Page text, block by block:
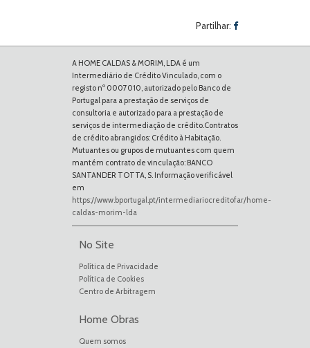
Partilhar:
A HOME CALDAS & MORIM, LDA é um
Intermediário de Crédito Vinculado, com o
registo nº 0007010, autorizado pelo Banco de
Portugal para a prestação de serviços de
consultoria e autorizado para a prestação de
serviços de intermediação de crédito.Contratos
de crédito abrangidos: Crédito à Habitação.
Mutuantes ou grupos de mutuantes com quem
mantém contrato de vinculação: BANCO
SANTANDER TOTTA, S. Informação verificável
em
https://www.bportugal.pt/intermediariocreditofar/home-
caldas-morim-lda
No Site
Política de Privacidade
Política de Cookies
Centro de Arbitragem
Home Obras
Quem somos